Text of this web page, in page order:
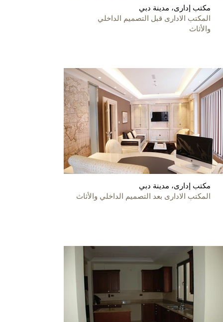
مكتب إدارى، مدينة دبي
المكتب الادارى قبل التصميم الداخلي
والأثاث
مكتب إدارى، مدينة دبي
المكتب الادارى بعد التصميم الداخلي والأثاث